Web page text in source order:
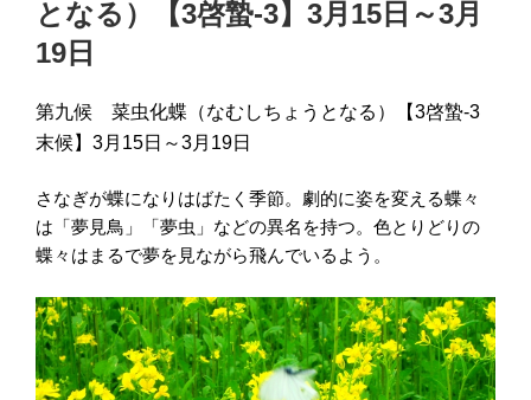
となる）【3啓蟄-3】3月15日～3月
19日
第九候 菜虫化蝶（なむしちょうとなる）
【3啓蟄-3
末候】3月15日～3月19日
さなぎが蝶になりはばたく季節。劇的に姿を変える蝶々
は「夢見鳥」「夢虫」などの異名を持つ。色とりどりの
蝶々はまるで夢を見ながら飛んでいるよう。